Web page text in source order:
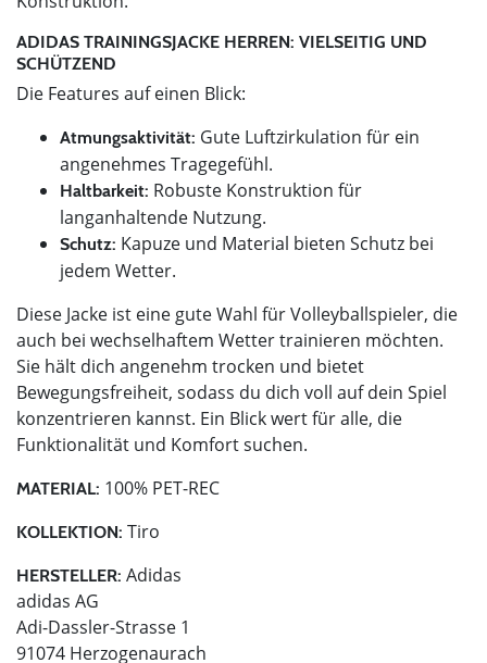
ADIDAS TRAININGSJACKE HERREN: VIELSEITIG UND
SCHÜTZEND
Die Features auf einen Blick:
Atmungsaktivität: Gute Luftzirkulation für ein
angenehmes Tragegefühl.
Haltbarkeit: Robuste Konstruktion für
langanhaltende Nutzung.
Schutz: Kapuze und Material bieten Schutz bei
jedem Wetter.
Diese Jacke ist eine gute Wahl für Volleyballspieler, die
auch bei wechselhaftem Wetter trainieren möchten.
Sie hält dich angenehm trocken und bietet
Bewegungsfreiheit, sodass du dich voll auf dein Spiel
konzentrieren kannst. Ein Blick wert für alle, die
Funktionalität und Komfort suchen.
MATERIAL: 100% PET-REC
KOLLEKTION: Tiro
HERSTELLER: Adidas
adidas AG
Adi-Dassler-Strasse 1
91074 Herzogenaurach